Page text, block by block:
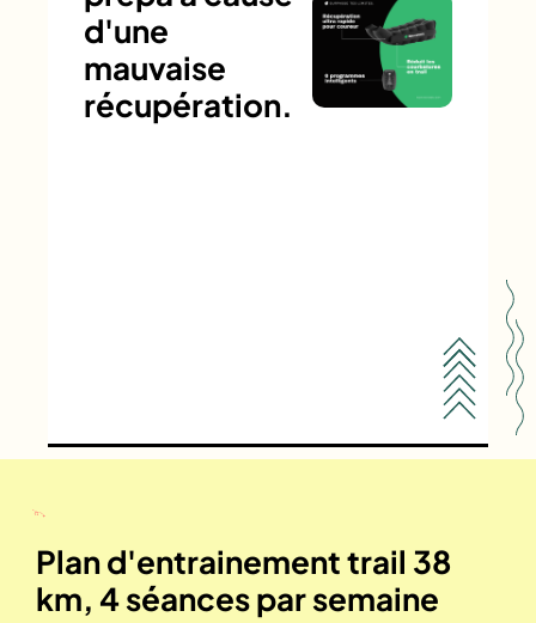
d'une
mauvaise
récupération.
Plan d'entrainement trail 38
km, 4 séances par semaine